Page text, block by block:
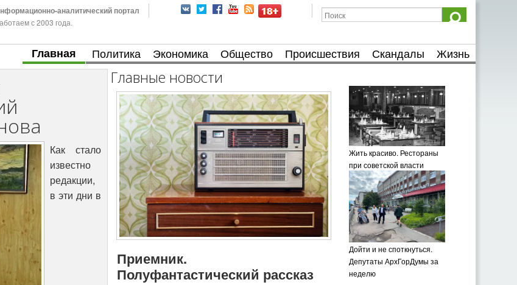
аналитический портал
с 2003 года.
Главная Политика Экономика Общество Происшествия Скандалы Жизнь
Как стало
известно
редакции,
в эти дни в
Главные новости
Приемник.
Полуфантастический рассказ
Жить красиво. Рестораны
при советской власти
Дойти и не споткнуться.
Депутаты АрхГорДумы за
неделю